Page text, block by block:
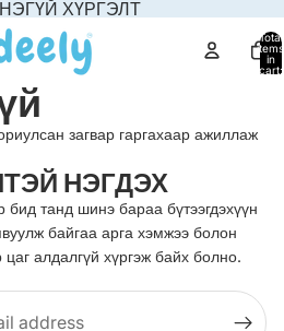
ХҮРГЭЛТ
Total
items
in
cart:
загвар гаргахаар ажиллаж
НЭГДЭХ
бид танд шинэ бараа бүтээгдэхүүн
байгаа арга хэмжээ болон
алдалгүй хүргэж байх болно.